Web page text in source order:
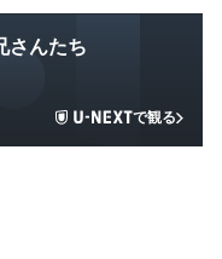
さんたち
で観る